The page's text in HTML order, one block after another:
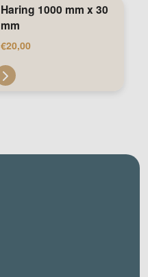
Haring 1000 mm x 30
mm
€20,00